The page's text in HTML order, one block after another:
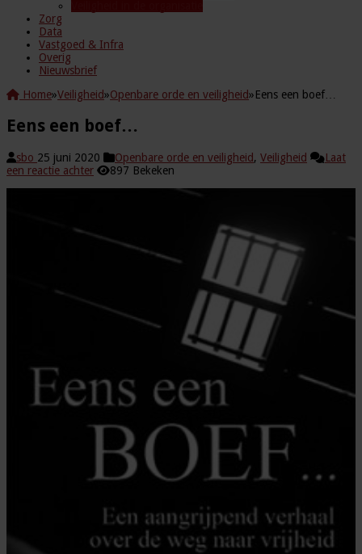
Zorg
Data
Vastgoed & Infra
Overig
Nieuwsbrief
Home»Veiligheid»Openbare orde en veiligheid»Eens een boef…
Eens een boef…
sbo 25 juni 2020 Openbare orde en veiligheid, Veiligheid
Laat
een reactie achter
897 Bekeken